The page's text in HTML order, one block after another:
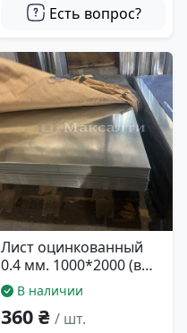
Есть вопрос?
Лист оцинкованный
0.4 мм. 1000*2000 (в
масле)В наличии
360 ₴ / шт.